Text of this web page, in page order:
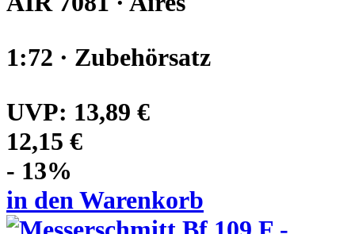
1:72 · Zubehörsatz
UVP: 13,89 €
12,15 €
- 13%
in den Warenkorb